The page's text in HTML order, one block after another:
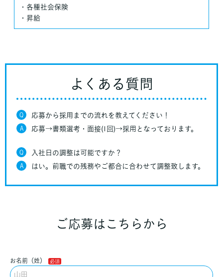
・各種社会保険
・昇給
よくある質問
Q 応募から採用までの流れを教えてください！
A 応募→書類選考・面接(1回)→採用となっております。
Q 入社日の調整は可能ですか？
A はい。前職での残務やご都合に合わせて調整致します。